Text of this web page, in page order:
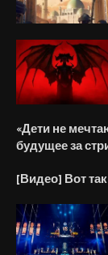
«Дети не
будущее за
[Видео] Вот так